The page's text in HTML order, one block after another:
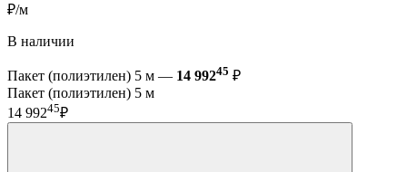
₽/м
В наличии
Пакет (полиэтилен) 5 м — 14 99245 ₽
Пакет (полиэтилен) 5 м
14 99245₽